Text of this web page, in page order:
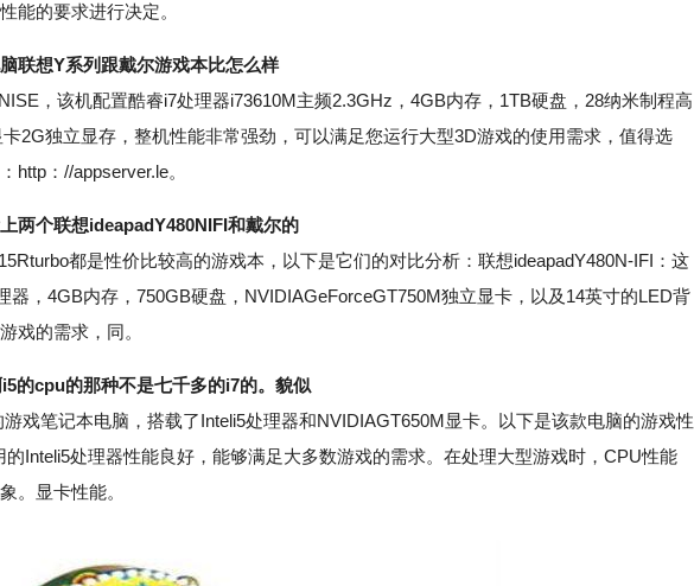
能的要求进行决定。
联想Y系列跟戴尔游戏本比怎么样
，该机配置酷睿i7处理器i73610M主频2.3GHz，4GB内存，1TB硬盘，28纳米制程高
2G独立显存，整机性能非常强劲，可以满足您运行大型3D游戏的使用需求，值得选
http：//appserver.le。
两个联想ideapadY480NIFI和戴尔的
都是性价比较高的游戏本，以下是它们的对比分析：联想ideapadY480N-IFI：这
器，4GB内存，750GB硬盘，NVIDIAGeForceGT750M独立显卡，以及14英寸的LED背
戏的需求，同。
的cpu的那种不是七千多的i7的。貌似
笔记本电脑，搭载了Inteli5处理器和NVIDIAGT650M显卡。以下是该款电脑的游戏性
Inteli5处理器性能良好，能够满足大多数游戏的需求。在处理大型游戏时，CPU性能
。显卡性能。